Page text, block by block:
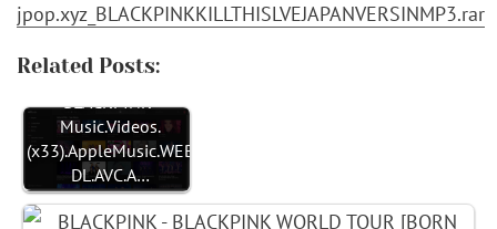
jpop.xyz_BLACKPINKKILLTHISLVEJAPANVERSINMP3.rar
Related Posts:
BLACKPINK-
Music.Videos.
(x33).AppleMusic.WEB-
DL.AVC.A…